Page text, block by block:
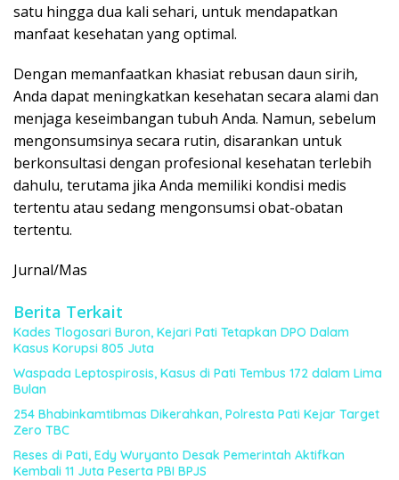
satu hingga dua kali sehari, untuk mendapatkan
manfaat kesehatan yang optimal.
Dengan memanfaatkan khasiat rebusan daun sirih,
Anda dapat meningkatkan kesehatan secara alami dan
menjaga keseimbangan tubuh Anda. Namun, sebelum
mengonsumsinya secara rutin, disarankan untuk
berkonsultasi dengan profesional kesehatan terlebih
dahulu, terutama jika Anda memiliki kondisi medis
tertentu atau sedang mengonsumsi obat-obatan
tertentu.
Jurnal/Mas
Berita Terkait
Kades Tlogosari Buron, Kejari Pati Tetapkan DPO Dalam
Kasus Korupsi 805 Juta
Waspada Leptospirosis, Kasus di Pati Tembus 172 dalam Lima
Bulan
254 Bhabinkamtibmas Dikerahkan, Polresta Pati Kejar Target
Zero TBC
Reses di Pati, Edy Wuryanto Desak Pemerintah Aktifkan
Kembali 11 Juta Peserta PBI BPJS